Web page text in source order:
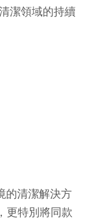
潔領域的持續
的清潔解決方
更特別將同款